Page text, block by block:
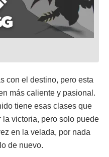
con el destino, pero esta
más caliente y pasional.
tiene esas clases que
la victoria, pero solo puede
en la velada, por nada
de nuevo.